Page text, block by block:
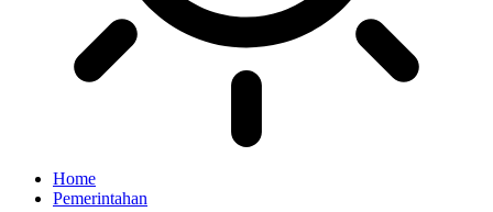
Home
Pemerintahan